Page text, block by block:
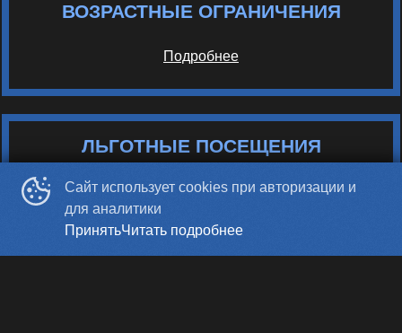
ВОЗРАСТНЫЕ ОГРАНИЧЕНИЯ
Подробнее
ЛЬГОТНЫЕ ПОСЕЩЕНИЯ
Подробнее
Сайт использует cookies при авторизации и
для аналитики
ПринятьЧитать подробнее